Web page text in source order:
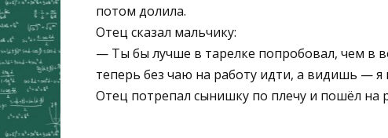
потом долила.
Отец сказал мальчику:
— Ты бы лучше в тарелке попробовал, чем в
теперь без чаю на работу идти, а видишь — я
Отец потрепал сынишку по плечу и пошёл на